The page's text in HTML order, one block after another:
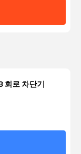
회로 차단기